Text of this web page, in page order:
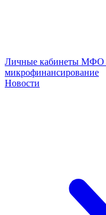
Личные кабинеты МФО
микрофинансирование
Новости